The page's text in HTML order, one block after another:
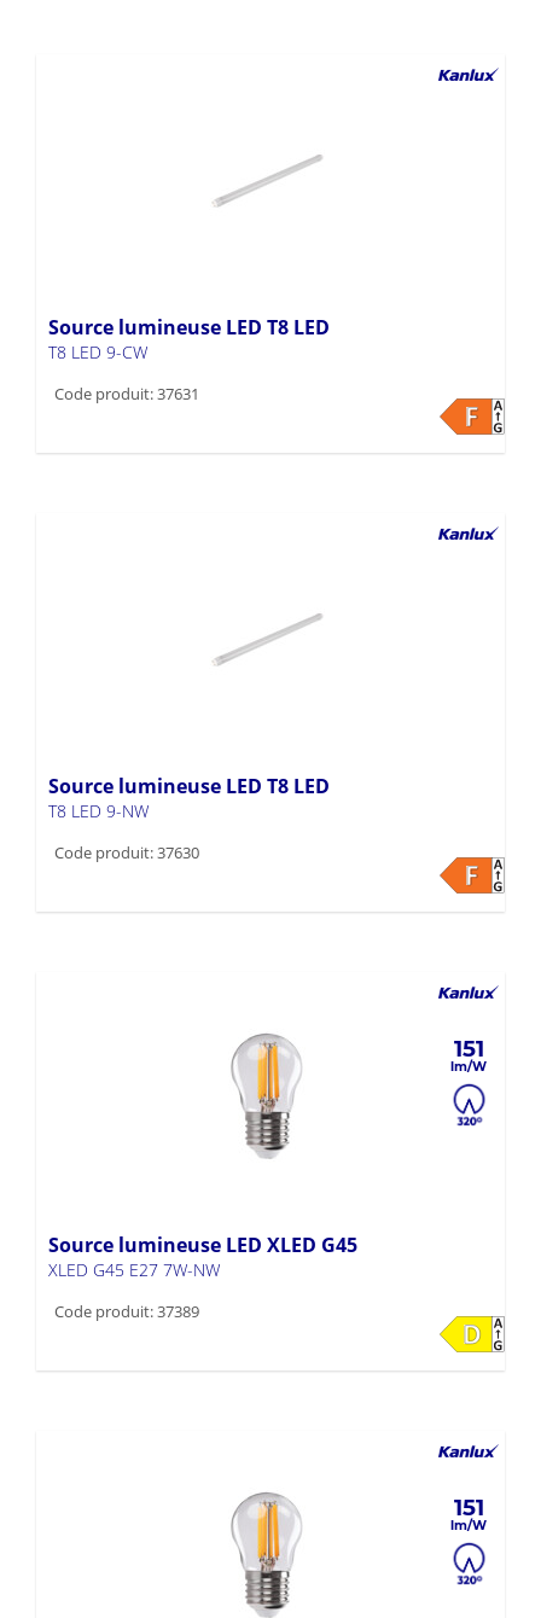
Source lumineuse LED T8 LED
T8 LED 9-CW
Code produit: 37631
Source lumineuse LED T8 LED
T8 LED 9-NW
Code produit: 37630
151
Source lumineuse LED XLED G45
XLED G45 E27 7W-NW
Code produit: 37389
151